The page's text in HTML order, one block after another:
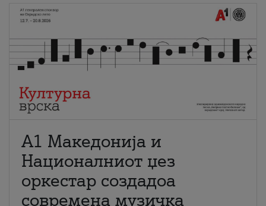
А1 Македонија и
Националниот џез
оркестар создадоа
современа музичка